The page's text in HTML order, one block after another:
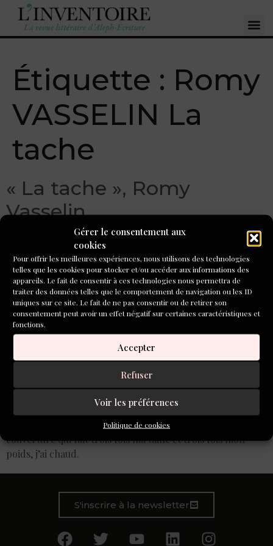
Gérer le consentement aux
cookies
Pour offrir les meilleures expériences, nous utilisons des technologies
telles que les cookies pour stocker et/ou accéder aux informations des
appareils. Le fait de consentir à ces technologies nous permettra de
traiter des données telles que le comportement de navigation ou les ID
uniques sur ce site. Le fait de ne pas consentir ou de retirer son
consentement peut avoir un effet négatif sur certaines caractéristiques et
fonctions.
Accepter
Refuser
Voir les préférences
Politique de cookies
Étiquette : Romy
VASSELIN La
tache
« La tache », Romy
Vasselin
Au fond, tout au fond de mon cocon, enroulée dans une
couverture qui fait trois fois ma taille et trois fois mon
poids, j’ai chaud.
S'inscrire à la newsletter